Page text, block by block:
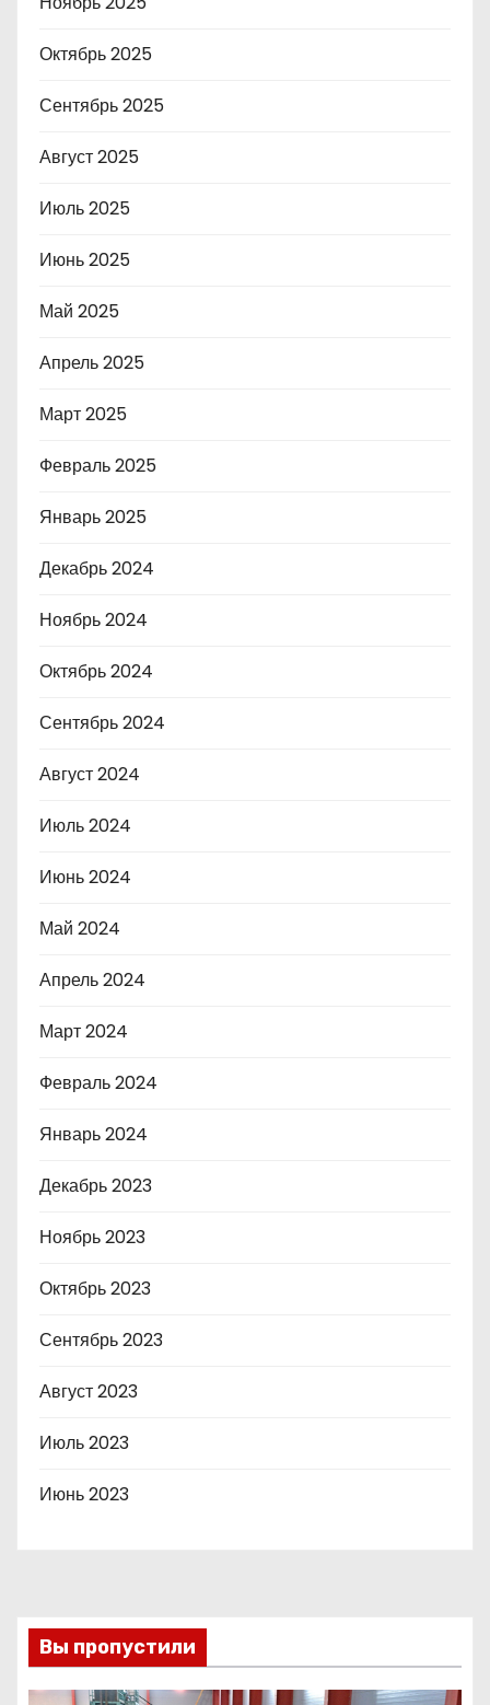
Октябрь 2025
Сентябрь 2025
Август 2025
Июль 2025
Июнь 2025
Май 2025
Апрель 2025
Март 2025
Февраль 2025
Январь 2025
Декабрь 2024
Ноябрь 2024
Октябрь 2024
Сентябрь 2024
Август 2024
Июль 2024
Июнь 2024
Май 2024
Апрель 2024
Март 2024
Февраль 2024
Январь 2024
Декабрь 2023
Ноябрь 2023
Октябрь 2023
Сентябрь 2023
Август 2023
Июль 2023
Июнь 2023
Вы пропустили